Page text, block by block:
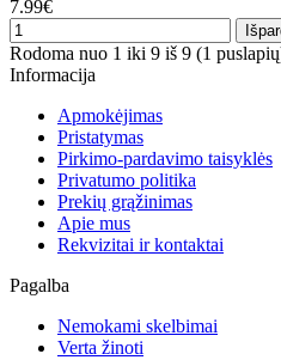
7.99€
Rodoma nuo 1 iki 9 iš 9 (1
Informacija
Apmokėjimas
Pristatymas
Pirkimo-pardavimo taisyklės
Privatumo politika
Prekių grąžinimas
Apie mus
Rekvizitai ir kontaktai
Pagalba
Nemokami skelbimai
Verta žinoti